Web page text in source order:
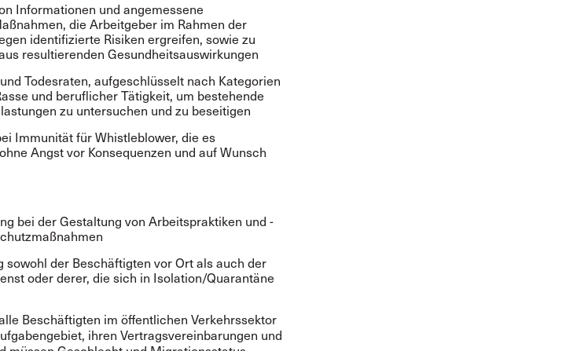
Informationen und angemessene
die Arbeitgeber im Rahmen der
identifizierte Risiken ergreifen, sowie zu
resultierenden Gesundheitsauswirkungen
Todesraten, aufgeschlüsselt nach Kategorien
und beruflicher Tätigkeit, um bestehende
zu untersuchen und zu beseitigen
Immunität für Whistleblower, die es
Angst vor Konsequenzen und auf Wunsch
bei der Gestaltung von Arbeitspraktiken und -
sowohl der Beschäftigten vor Ort als auch der
oder derer, die sich in Isolation/Quarantäne
Beschäftigten im öffentlichen Verkehrssektor
ihren Vertragsvereinbarungen und